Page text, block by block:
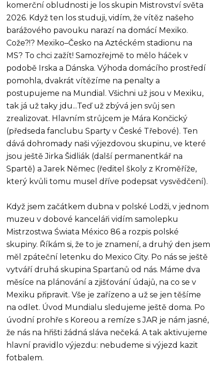
komerční obludnosti je los skupin Mistrovství světa
2026. Když ten los studuji, vidím, že vítěz našeho
barážového pavouku narazí na domácí Mexiko.
Cože?!? Mexiko–Česko na Aztéckém stadionu na
MS? To chci zažít! Samozřejmě to mělo háček v
podobě Irska a Dánska. Výhoda domácího prostředí
pomohla, dvakrát vítězíme na penalty a
postupujeme na Mundial. Všichni už jsou v Mexiku,
tak já už taky jdu...Teď už zbývá jen svůj sen
zrealizovat. Hlavním strůjcem je Mára Končický
(předseda fanclubu Sparty v České Třebové). Ten
dává dohromady naši výjezdovou skupinu, ve které
jsou ještě Jirka Šidliák (další permanentkář na
Spartě) a Jarek Němec (ředitel školy z Kroměříže,
který kvůli tomu musel dříve podepsat vysvědčení).
Když jsem začátkem dubna v polské Lodži, v jednom
muzeu v dobové kanceláři vidím samolepku
Mistrzostwa Świata México 86 a rozpis polské
skupiny. Říkám si, že to je znamení, a druhý den jsem
měl zpáteční letenku do Mexico City. Po nás se ještě
vytváří druhá skupina Sparťanů od nás. Máme dva
měsíce na plánování a zjišťování údajů, na co se v
Mexiku připravit. Vše je zařízeno a už se jen těšíme
na odlet. Úvod Mundialu sledujeme ještě doma. Po
úvodní prohře s Koreou a remíze s JAR je nám jasné,
že nás na hřišti žádná sláva nečeká. A tak aktivujeme
hlavní pravidlo výjezdu: nebudeme si výjezd kazit
fotbalem.